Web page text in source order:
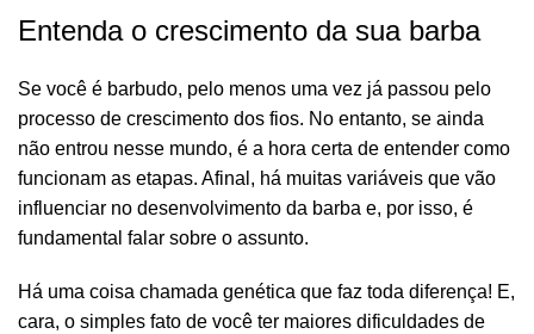
Entenda o crescimento da sua barba
Se você é barbudo, pelo menos uma vez já passou pelo
processo de crescimento dos fios. No entanto, se ainda
não entrou nesse mundo, é a hora certa de entender como
funcionam as etapas. Afinal, há muitas variáveis que vão
influenciar no desenvolvimento da barba e, por isso, é
fundamental falar sobre o assunto.
Há uma coisa chamada genética que faz toda diferença! E,
cara, o simples fato de você ter maiores dificuldades de